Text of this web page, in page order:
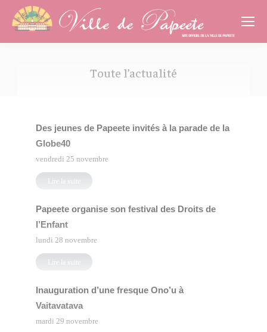
Toute l’actualité
Des jeunes de Papeete invités à la parade de la
Globe40
vendredi 25 novembre
Lire la suite
Papeete organise son festival des Droits de
l’Enfant
lundi 28 novembre
Lire la suite
Inauguration d’une fresque Ono’u à
Vaitavatava
mardi 29 novembre
Cookies management panel